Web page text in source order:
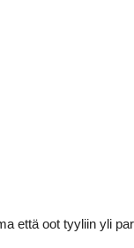
bleachista)
että oot tyyliin yli